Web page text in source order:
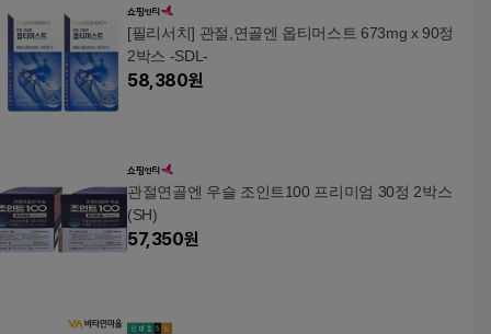
[필리서치] 관절,연골엔 옵티머스트 673mg x 90정
2박스 -SDL-
58,380원
관절연골엔 우슬 조인트100 프리미엄 30정 2박스
(SH)
57,350원